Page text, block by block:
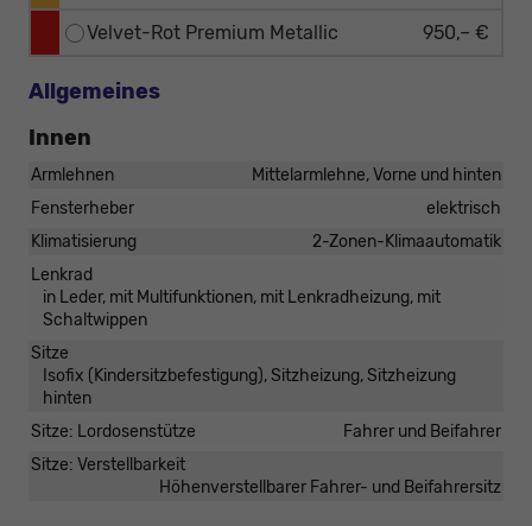
Velvet-Rot Premium Metallic 950,– €
Allgemeines
Innen
Armlehnen
Mittelarmlehne, Vorne und hinten
Fensterheber
elektrisch
Klimatisierung
2-Zonen-Klimaautomatik
Lenkrad
in Leder, mit Multifunktionen, mit Lenkradheizung, mit
Schaltwippen
Sitze
Isofix (Kindersitzbefestigung), Sitzheizung, Sitzheizung
hinten
Sitze: Lordosenstütze
Fahrer und Beifahrer
Sitze: Verstellbarkeit
Höhenverstellbarer Fahrer- und Beifahrersitz